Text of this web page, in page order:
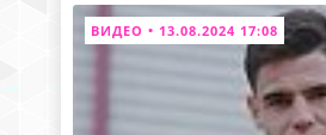
ВИДЕО • 13.08.2024 17:08